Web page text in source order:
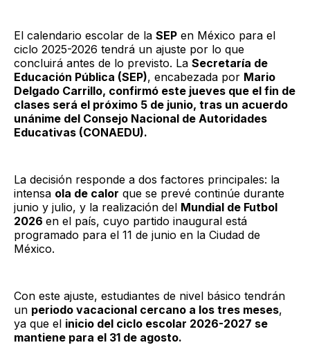
El calendario escolar de la SEP en México para el
ciclo 2025-2026 tendrá un ajuste por lo que
concluirá antes de lo previsto. La Secretaría de
Educación Pública (SEP), encabezada por Mario
Delgado Carrillo, confirmó este jueves que el fin de
clases será el próximo 5 de junio, tras un acuerdo
unánime del Consejo Nacional de Autoridades
Educativas (CONAEDU).
La decisión responde a dos factores principales: la
intensa ola de calor que se prevé continúe durante
junio y julio, y la realización del Mundial de Futbol
2026 en el país, cuyo partido inaugural está
programado para el 11 de junio en la Ciudad de
México.
Con este ajuste, estudiantes de nivel básico tendrán
un periodo vacacional cercano a los tres meses,
ya que el inicio del ciclo escolar 2026-2027 se
mantiene para el 31 de agosto.